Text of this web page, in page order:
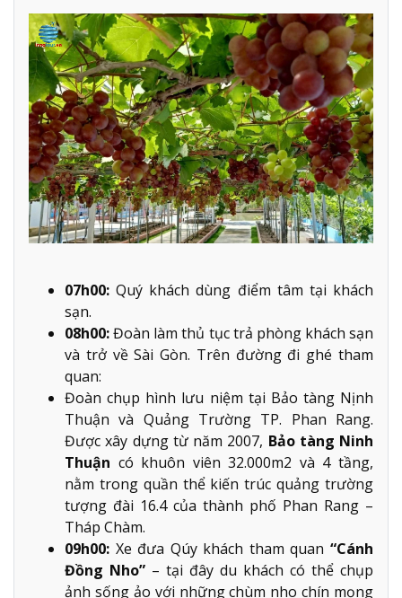
07h00:Quý khách dùng điểm tâm tại khách
sạn.
08h00:Đoàn làm thủ tục trả phòng khách sạn
và trở về Sài Gòn. Trên đường đi ghé tham
quan:
Đoàn chụp hình lưu niệm tại Bảo tàng Nịnh
Thuận và Quảng Trường TP. Phan Rang.
Được xây dựng từ năm 2007, Bảo tàng Ninh
Thuận có khuôn viên 32.000m2 và 4 tầng,
nằm trong quần thể kiến trúc quảng trường
tượng đài 16.4 của thành phố Phan Rang –
Tháp Chàm.
09h00: Xe đưa Qúy khách tham quan “Cánh
Đồng Nho” – tại đây du khách có thể chụp
ảnh sống ảo với những chùm nho chín mọng